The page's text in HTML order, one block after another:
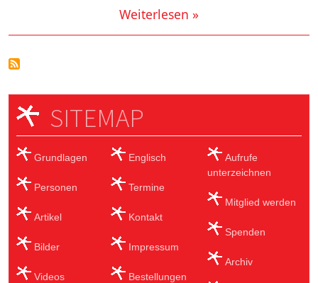
Weiterlesen »
SITEMAP
Grundlagen
Personen
Artikel
Bilder
Videos
Englisch
Termine
Kontakt
Impressum
Bestellungen
Aufrufe
unterzeichnen
Mitglied werden
Spenden
Archiv